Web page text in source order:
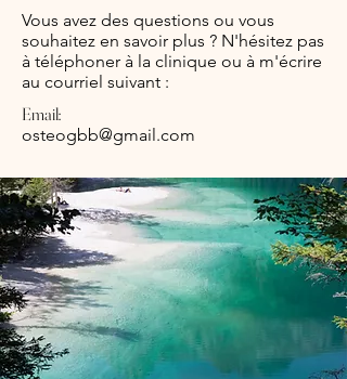
Vous avez des questions ou vous
souhaitez en savoir plus ? N'hésitez pas
à téléphoner à la clinique ou à m'écrire
au courriel suivant :
Email:
osteogbb@gmail.com